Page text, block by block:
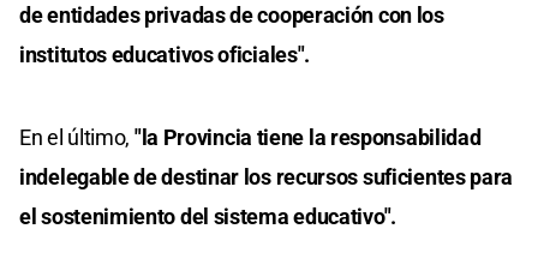
de entidades privadas de cooperación con los
institutos educativos oficiales".
En el último, "la Provincia tiene la responsabilidad
indelegable de destinar los recursos suficientes para
el sostenimiento del sistema educativo".